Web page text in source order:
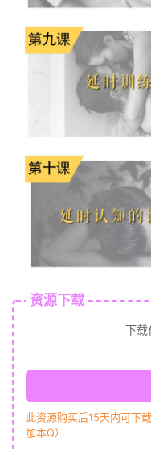
资源下载
下载
此资源购买后15天内可下
加本Q）